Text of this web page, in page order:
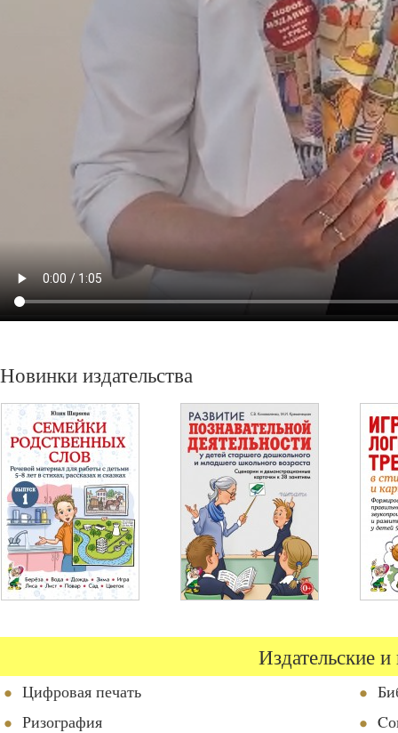
Новинки издательства
Издательские
Цифровая печать
Ризография